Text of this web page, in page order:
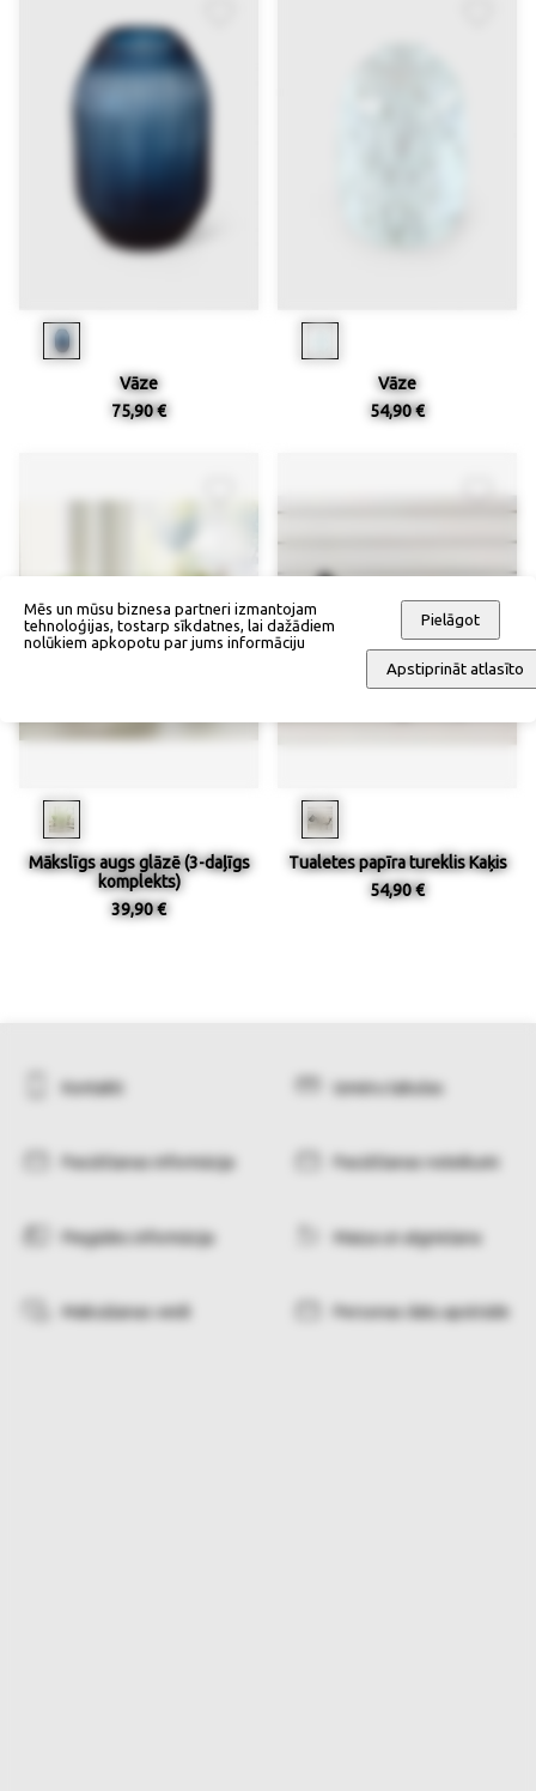
Vāze
75,90 €
Vāze
54,90 €
Mākslīgs augs glāzē (3-daļīgs
komplekts)
39,90 €
Tualetes papīra tureklis Kaķis
54,90 €
Kontakti Izmēru tabulas
Pasūtīšanas informācija Pasūtīšanas noteikumi
Piegādes informācija Maiņa un atgriešana
Maksāšanas veidi Personas datu apstrāde
Mēs un mūsu biznesa partneri izmantojam
tehnoloģijas, tostarp sīkdatnes, lai dažādiem
nolūkiem apkopotu par jums informāciju
Pielāgot
Apstiprināt atlasīto